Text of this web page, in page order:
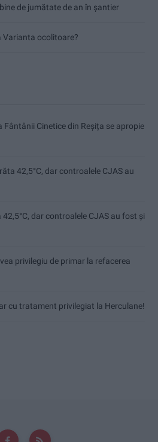
de jumătate de an în șantier
Varianta ocolitoare?
Fântânii Cinetice din Reșița se apropie
42,5°C, dar controalele CJAS au
dar controalele CJAS au fost și
privilegiu de primar la refacerea
cu tratament privilegiat la Herculane!